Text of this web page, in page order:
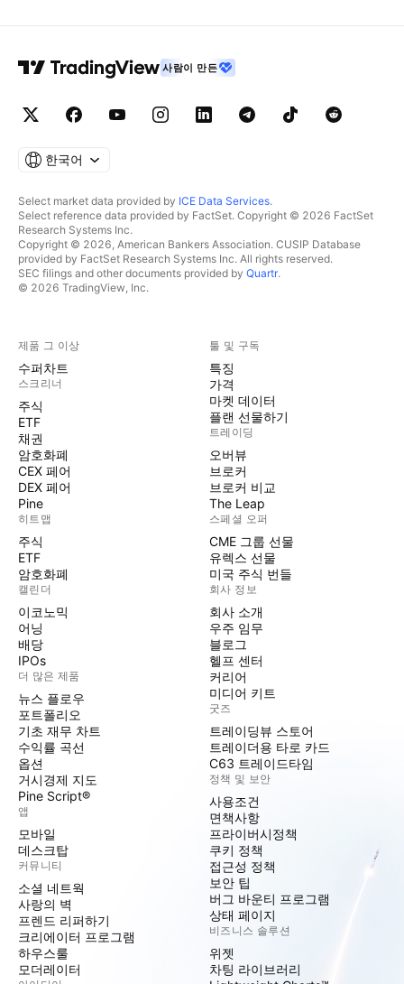
사람이 만든
한국어
Select market data provided by ICE Data Services.
Select reference data provided by FactSet. Copyright © 2026 FactSet
Research Systems Inc.
Copyright © 2026, American Bankers Association. CUSIP Database
provided by FactSet Research Systems Inc. All rights reserved.
SEC filings and other documents provided by Quartr.
© 2026 TradingView, Inc.
제품 그 이상
수퍼차트
스크리너
주식
ETF
채권
암호화폐
CEX 페어
DEX 페어
Pine
히트맵
주식
ETF
암호화폐
캘린더
이코노믹
어닝
배당
IPOs
더 많은 제품
뉴스 플로우
포트폴리오
기초 재무 차트
수익률 곡선
옵션
거시경제 지도
Pine Script®
앱
모바일
데스크탑
커뮤니티
소셜 네트웍
사랑의 벽
프렌드 리퍼하기
크리에이터 프로그램
하우스룰
모더레이터
툴 및 구독
특징
가격
마켓 데이터
플랜 선물하기
트레이딩
오버뷰
브로커
브로커 비교
The Leap
스페셜 오퍼
CME 그룹 선물
유렉스 선물
미국 주식 번들
회사 정보
회사 소개
우주 임무
블로그
헬프 센터
커리어
미디어 키트
굿즈
트레이딩뷰 스토어
트레이더용 타로 카드
C63 트레이드타임
정책 및 보안
사용조건
면책사항
프라이버시정책
쿠키 정책
접근성 정책
보안 팁
버그 바운티 프로그램
상태 페이지
비즈니스 솔루션
위젯
차팅 라이브러리